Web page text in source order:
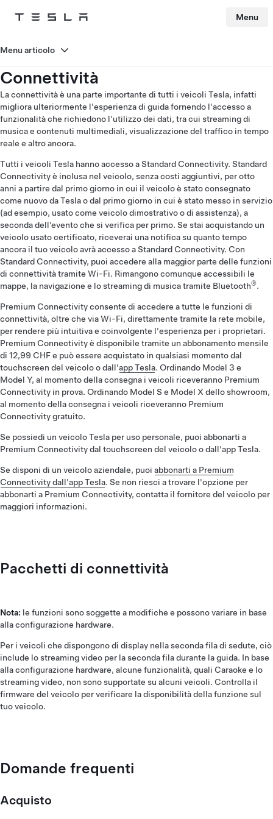
Tesla Menu
Connettività
La connettività è una parte importante di tutti i veicoli Tesla, infatti
migliora ulteriormente l'esperienza di guida fornendo l'accesso a
funzionalità che richiedono l'utilizzo dei dati, tra cui streaming di
musica e contenuti multimediali, visualizzazione del traffico in tempo
reale e altro ancora.
Tutti i veicoli Tesla hanno accesso a Standard Connectivity. Standard
Connectivity è inclusa nel veicolo, senza costi aggiuntivi, per otto
anni a partire dal primo giorno in cui il veicolo è stato consegnato
come nuovo da Tesla o dal primo giorno in cui è stato messo in servizio
(ad esempio, usato come veicolo dimostrativo o di assistenza), a
seconda dell’evento che si verifica per primo. Se stai acquistando un
veicolo usato certificato, riceverai una notifica su quanto tempo
ancora il tuo veicolo avrà accesso a Standard Connectivity. Con
Standard Connectivity, puoi accedere alla maggior parte delle funzioni
di connettività tramite Wi-Fi. Rimangono comunque accessibili le
mappe, la navigazione e lo streaming di musica tramite Bluetooth®.
Premium Connectivity consente di accedere a tutte le funzioni di
connettività, oltre che via Wi-Fi, direttamente tramite la rete mobile,
per rendere più intuitiva e coinvolgente l'esperienza per i proprietari.
Premium Connectivity è disponibile tramite un abbonamento mensile
di 12,99 CHF e può essere acquistato in qualsiasi momento dal
touchscreen del veicolo o dall'app Tesla. Ordinando Model 3 e
Model Y, al momento della consegna i veicoli riceveranno Premium
Connectivity in prova. Ordinando Model S e Model X dello showroom,
al momento della consegna i veicoli riceveranno Premium
Connectivity gratuito.
Se possiedi un veicolo Tesla per uso personale, puoi abbonarti a
Premium Connectivity dal touchscreen del veicolo o dall'app Tesla.
Se disponi di un veicolo aziendale, puoi abbonarti a Premium
Connectivity dall'app Tesla. Se non riesci a trovare l'opzione per
abbonarti a Premium Connectivity, contatta il fornitore del veicolo per
maggiori informazioni.
Pacchetti di connettività
Nota: le funzioni sono soggette a modifiche e possono variare in base
alla configurazione hardware.
Per i veicoli che dispongono di display nella seconda fila di sedute, ciò
include lo streaming video per la seconda fila durante la guida. In base
alla configurazione hardware, alcune funzionalità, quali Caraoke e lo
streaming video, non sono supportate su alcuni veicoli. Controlla il
firmware del veicolo per verificare la disponibilità della funzione sul
tuo veicolo.
Domande frequenti
Acquisto
Menu articolo